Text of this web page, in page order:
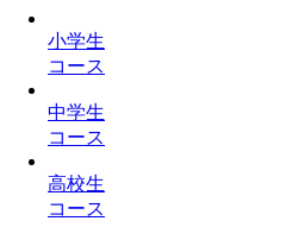
小学生
コース
中学生
コース
高校生
コース